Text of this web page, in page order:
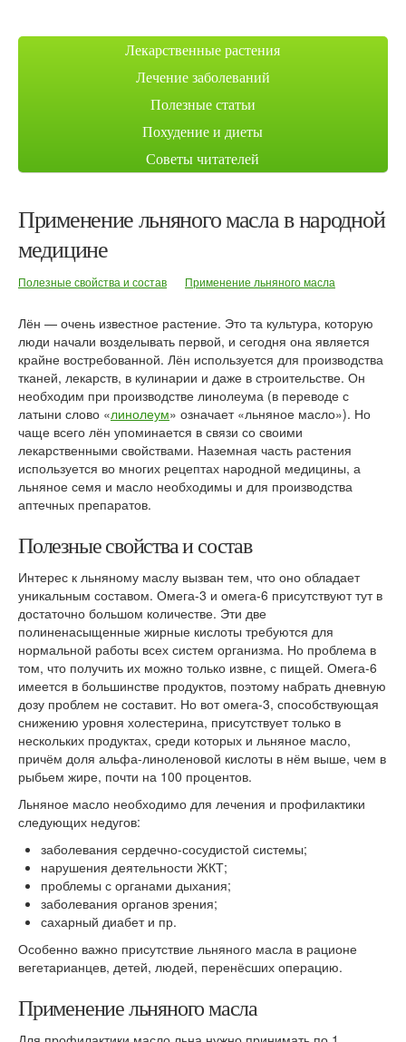
Лекарственные растения
Лечение заболеваний
Полезные статьи
Похудение и диеты
Советы читателей
Применение льняного масла в народной
медицине
Полезные свойства и состав Применение льняного масла
Лён — очень известное растение. Это та культура, которую
люди начали возделывать первой, и сегодня она является
крайне востребованной. Лён используется для производства
тканей, лекарств, в кулинарии и даже в строительстве. Он
необходим при производстве линолеума (в переводе с
латыни слово «линолеум» означает «льняное масло»). Но
чаще всего лён упоминается в связи со своими
лекарственными свойствами. Наземная часть растения
используется во многих рецептах народной медицины, а
льняное семя и масло необходимы и для производства
аптечных препаратов.
Полезные свойства и состав
Интерес к льняному маслу вызван тем, что оно обладает
уникальным составом. Омега-3 и омега-6 присутствуют тут в
достаточно большом количестве. Эти две
полиненасыщенные жирные кислоты требуются для
нормальной работы всех систем организма. Но проблема в
том, что получить их можно только извне, с пищей. Омега-6
имеется в большинстве продуктов, поэтому набрать дневную
дозу проблем не составит. Но вот омега-3, способствующая
снижению уровня холестерина, присутствует только в
нескольких продуктах, среди которых и льняное масло,
причём доля альфа-линоленовой кислоты в нём выше, чем в
рыбьем жире, почти на 100 процентов.
Льняное масло необходимо для лечения и профилактики
следующих недугов:
заболевания сердечно-сосудистой системы;
нарушения деятельности ЖКТ;
проблемы с органами дыхания;
заболевания органов зрения;
сахарный диабет и пр.
Особенно важно присутствие льняного масла в рационе
вегетарианцев, детей, людей, перенёсших операцию.
Применение льняного масла